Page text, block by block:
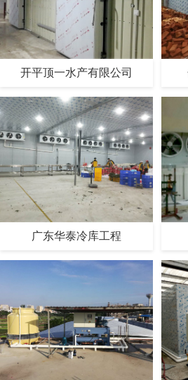
开平顶一水产有限公司
广东华泰冷库工程